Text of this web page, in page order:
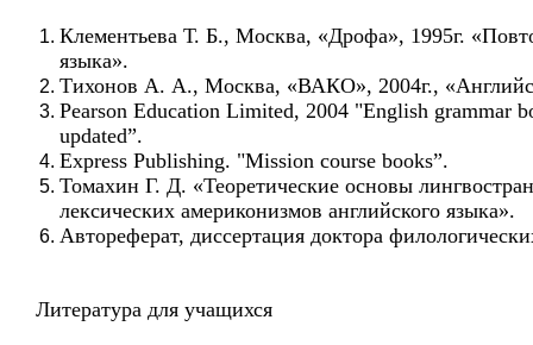
Клементьева Т. Б., Москва, «Дрофа», 1995г.
языка».
Тихонов А. А., Москва, «ВАКО», 2004г.,
Pearson Education Limited, 2004 "English grammar
updated”.
Express Publishing. "Mission course books”.
Томахин Г. Д. «Теоретические основы
лексических америконизмов английского языка».
Автореферат, диссертация доктора
Литература для учащихся